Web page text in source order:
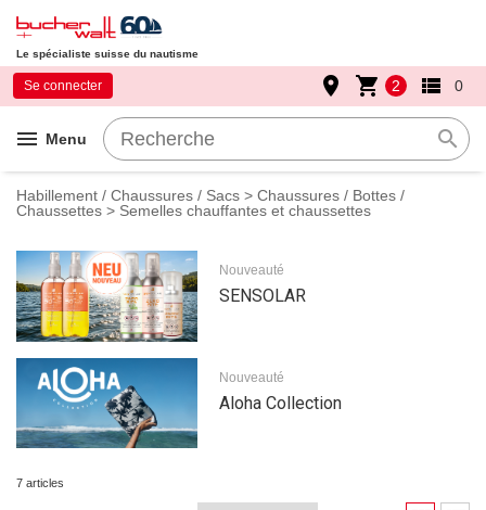
Le spécialiste suisse du nautisme
menu Menu search
Se connecter place shopping_cart 2 view_list 0
Habillement / Chaussures / Sacs > Chaussures / Bottes /
Chaussettes > Semelles chauffantes et chaussettes
Nouveauté
SENSOLAR
Nouveauté
Aloha Collection
7 articles